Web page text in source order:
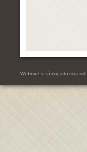
Webové stránky zdarma od